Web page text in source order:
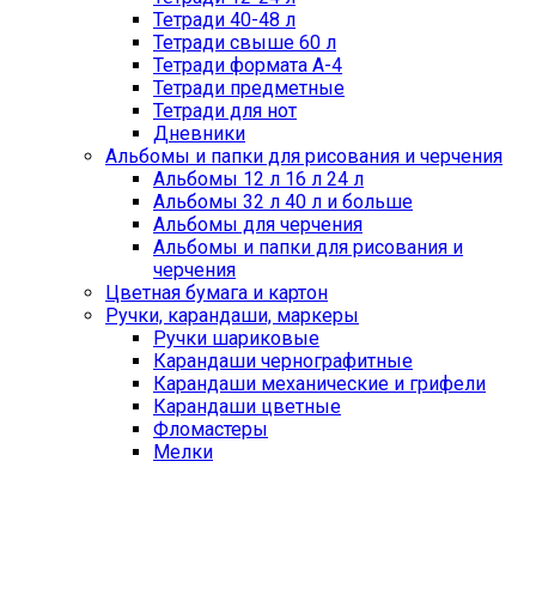
Тетради 40-48 л
Тетради свыше 60 л
Тетради формата А-4
Тетради предметные
Тетради для нот
Дневники
Альбомы и папки для рисования и черчения
Альбомы 12 л 16 л 24 л
Альбомы 32 л 40 л и больше
Альбомы для черчения
Альбомы и папки для рисования и
черчения
Цветная бумага и картон
Ручки, карандаши, маркеры
Ручки шариковые
Карандаши чернографитные
Карандаши механические и грифели
Карандаши цветные
Фломастеры
Мелки